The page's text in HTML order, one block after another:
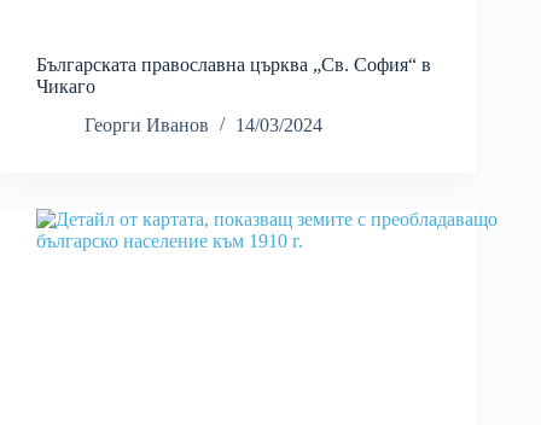
Българската православна църква „Св. София“ в
Чикаго
Георги Иванов
14/03/2024